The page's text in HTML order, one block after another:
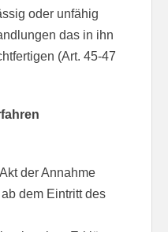
oder unfähig
das in ihn
(Art. 45-47
der Annahme
dem Eintritt des